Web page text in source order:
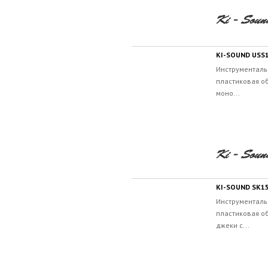
KI-SOUND
пластиковая
моно...
KI-SOUND
пластиковая
джеки с...